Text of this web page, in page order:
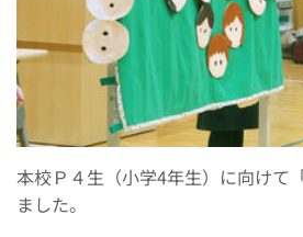
本校Ｐ４生（小学4年生）に向けて
ました。